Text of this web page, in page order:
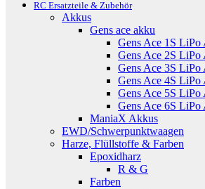
RC Ersatzteile & Zubehör
Akkus
Gens ace akku
Gens Ace 1S LiPo
Gens Ace 2S LiPo
Gens Ace 3S LiPo
Gens Ace 4S LiPo
Gens Ace 5S LiPo
Gens Ace 6S LiPo
ManiaX Akkus
EWD/Schwerpunktwaagen
Harze, Flüllstoffe & Farben
Epoxidharz
R & G
Farben